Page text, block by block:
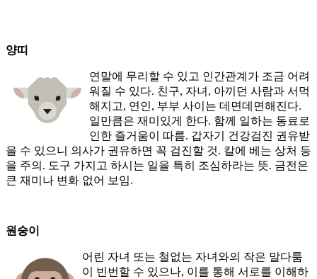
양띠
연말에 무리할 수 있고 인간관계가 조금 어려
워질 수 있다. 친구, 자녀, 아끼던 사람과 서먹
해지고, 연인, 부부 사이는 데면데면해진다.
일만큼은 재미있게 한다. 함께 일하는 동료로
인한 즐거움이 따름. 갑자기 건강검진 권유받
을 수 있으니 의사가 권유하면 꼭 검진할 것. 칼에 베는 상처 등
을 주의. 도구 가지고 하시는 일을 특히 조심하라는 뜻. 금전은
큰 재미나 변화 없어 보임.
원숭이
어린 자녀 또는 철없는 자녀와의 작은 말다툼
이 빈번할 수 있으나, 이를 통해 서로를 이해하